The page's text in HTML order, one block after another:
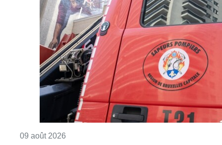
09 août 2026